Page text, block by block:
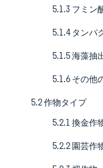
5.1.3 フミン
5.1.4 タンパ
5.1.5 海藻抽
5.1.6 その他
5.2 作物タイプ
5.2.1 換金作
5.2.2 園芸作